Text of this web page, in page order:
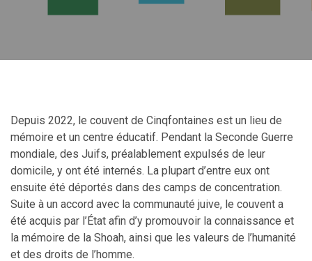
Depuis 2022, le couvent de Cinqfontaines est un lieu de
mémoire et un centre éducatif. Pendant la Seconde Guerre
mondiale, des Juifs, préalablement expulsés de leur
domicile, y ont été internés. La plupart d’entre eux ont
ensuite été déportés dans des camps de concentration.
Suite à un accord avec la communauté juive, le couvent a
été acquis par l’État afin d’y promouvoir la connaissance et
la mémoire de la Shoah, ainsi que les valeurs de l’humanité
et des droits de l’homme.